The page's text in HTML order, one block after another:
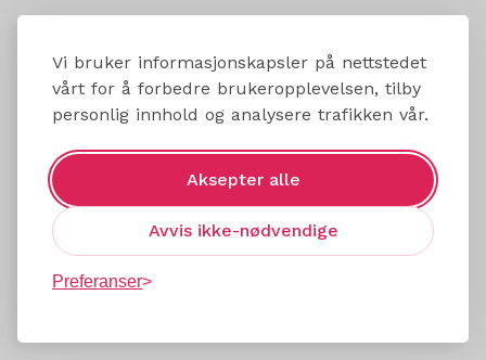
Vi bruker informasjonskapsler på nettstedet
vårt for å forbedre brukeropplevelsen, tilby
personlig innhold og analysere trafikken vår.
Aksepter alle
Avvis ikke-nødvendige
Preferanser